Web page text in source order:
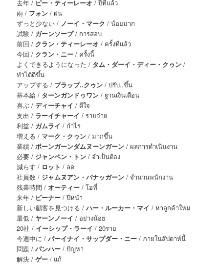
去年 / ピー・ティーレーオ / ปีที่แล้ว
雨 / フォン/ ฝน
ずっと少ない / ノーイ・マーク / น้อยมาก
試験 / ガーンソープ/ การสอบ
前回 / クラン・ティーレーオ / ครั้งที่แล้ว
今回 / クラン・ニー / ครั้งนี้
よくできるようになった / タム・ダーイ・ディー・クゥン /
ทำได้ดีขึ้น
アップする / プラップ..クゥン / ปรับ..ขึ้น
基本給 / ターンガンドゥワン / ฐานเงินเดือน
喜ぶ /ディーチャイ/ ดีใจ
支出 / ラーイチャーイ / รายจ่าย
利益 / ガムライ / กำไร
増える / マーク・クゥン / มากขึ้น
業績 / ポーンガーンダムヌーンガーン / ผลการดำเนินงาน
必要 / ジャンペン・トン / จำเป็นต้อง
減らす / ロット/ ลด
社員数 / ジャムヌアン・パナッガーン / จำนวนพนักงาน
残業時間 /オーティー / โอที่
来年 / ピーナー/ ปีหน้า
新しい顧客を見つける /ハー・ルーカー・マイ / หาลูกค้าใหม่
最低 / ヤーンノーイ/ อย่างน้อย
20社 / イーシップ・ラーイ / 20ราย
今週中に /パーイナイ・サップダー・ニー / ภายในสัปดาห์นี้
問題 /パンハー / ปัญหา
解決 /ゲー/ แก้